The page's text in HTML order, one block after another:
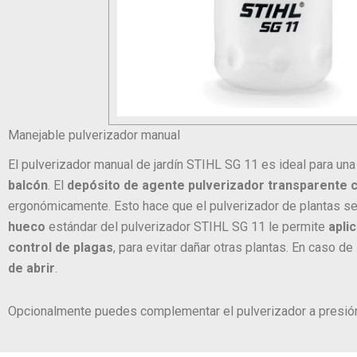
Manejable pulverizador manual
El pulverizador manual de jardín STIHL SG 11 es ideal para
balcón. El depósito de agente pulverizador transparente
ergonómicamente. Esto hace que el pulverizador de plantas
hueco estándar del pulverizador STIHL SG 11 le permite
control de plagas, para evitar dañar otras plantas. En caso
de abrir.
Opcionalmente puedes complementar el pulverizador a